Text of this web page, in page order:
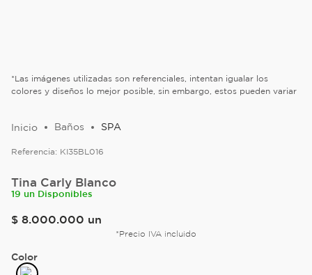
*Las imágenes utilizadas son referenciales, intentan igualar los
colores y diseños lo mejor posible, sin embargo, estos pueden variar
Baños SPA
Referencia: KI35BL016
Tina Carly Blanco
19 un Disponibles
$ 8.000.000 un
*Precio IVA incluido
Color